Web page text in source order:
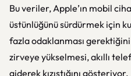
Bu veriler, Apple’ın mobil
üstünlüğünü sürdürmek için
fazla odaklanması
zirveye yükselmesi, akıllı
giderek kızıştığını gösteriyor.